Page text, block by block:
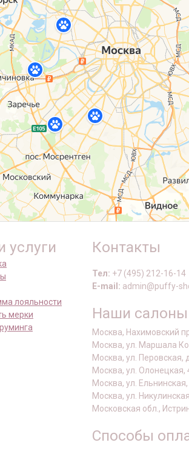
услуги
лояльности
мерки
Контакты
Тел: +7 (495) 212-16-14
E-mail: admin@puffy-
Наши салоны
Москва, Нахимовский
Москва, ул. Маршала
Москва, ул.
Москва, ул. Олонецкая,
Москва, ул.
Москва, ул.
Московская обл.,
Способы